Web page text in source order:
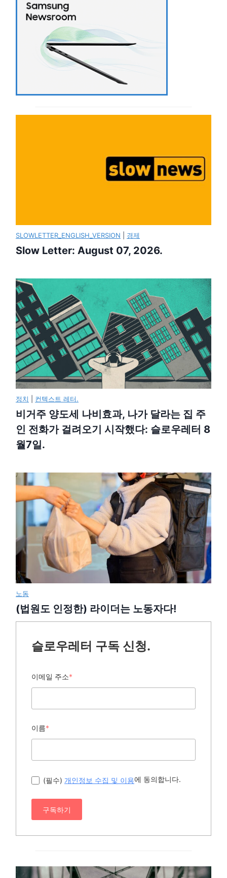
SLOWLETTER_ENGLISH_VERSION 경제
Slow Letter: August 07, 2026.
정치 컨텍스트 레터.
비거주 양도세 나비효과, 나가 달라는 집 주
인 전화가 걸려오기 시작했다: 슬로우레터 8
월7일.
노동
(법원도 인정한) 라이더는 노동자다!
슬로우레터 구독 신청.
이메일 주소*
이름*
(필수) 개인정보 수집 및 이용에 동의합니다.
구독하기